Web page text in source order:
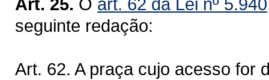
seguinte redação:
Art. 62. A praça cujo acesso for